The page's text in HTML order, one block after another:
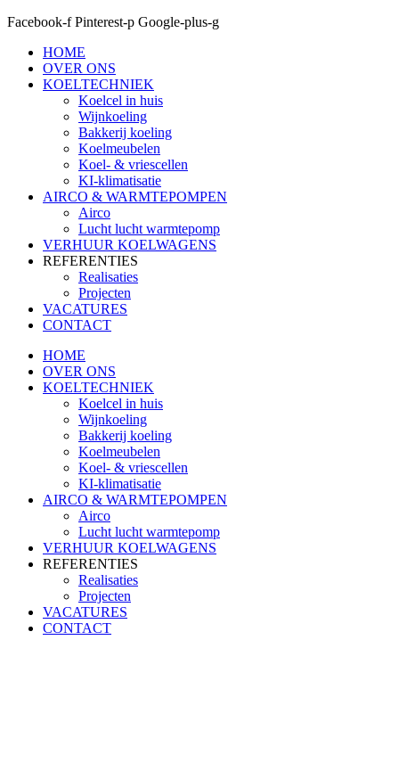
Facebook-f Pinterest-p Google-plus-g
HOME
OVER ONS
KOELTECHNIEK
Koelcel in huis
Wijnkoeling
Bakkerij koeling
Koelmeubelen
Koel- & vriescellen
KI-klimatisatie
AIRCO & WARMTEPOMPEN
Airco
Lucht lucht warmtepomp
VERHUUR KOELWAGENS
REFERENTIES
Realisaties
Projecten
VACATURES
CONTACT
HOME
OVER ONS
KOELTECHNIEK
Koelcel in huis
Wijnkoeling
Bakkerij koeling
Koelmeubelen
Koel- & vriescellen
KI-klimatisatie
AIRCO & WARMTEPOMPEN
Airco
Lucht lucht warmtepomp
VERHUUR KOELWAGENS
REFERENTIES
Realisaties
Projecten
VACATURES
CONTACT